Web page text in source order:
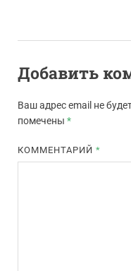
Добавить
Ваш адрес email не
помечены *
КОММЕНТАРИЙ*